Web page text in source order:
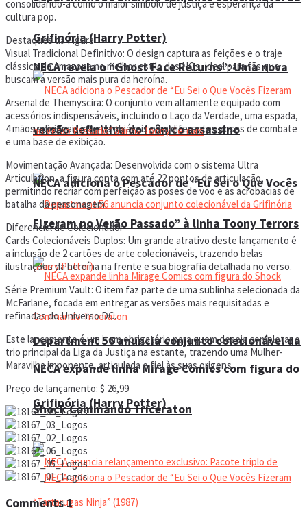
NECA revela o “Ghost Face Returns”: Uma nova
versão definitiva do icônico assassino
Department 56 anuncia conjunto colecionável da
Grifinória (Harry Potter)
Grifinória (Harry Potter)
NECA adiciona o Pescador de “Eu Sei o Que Vocês
Fizeram no Verão Passado” à linha Toony Terrors
NECA expande linha Mirage Comics com figura do
Shock Commando Triceraton
consolidando-a como o maior símbolo de justiça e esperança da
cultura pop.
Destaques da Figura
Visual Tradicional Definitivo: O design captura as feições e o traje
clássico da Amazona no melhor estilo das HQs, ideal para fãs que
buscam a versão mais pura da heroína.
Arsenal de Themyscira: O conjunto vem altamente equipado com
acessórios indispensáveis, incluindo o Laço da Verdade, uma espada,
4 mãos adicionais intercambiáveis para diferentes poses de combate
e uma base de exibição.
Movimentação Avançada: Desenvolvida com o sistema Ultra
Articulation, a figura conta com até 22 pontos de articulação,
permitindo recriar com perfeição as poses de voo e as acrobacias de
batalha da personagem.
Diferencial de Colecionador
Cards Colecionáveis Duplos: Um grande atrativo deste lançamento é
a inclusão de 2 cartões de arte colecionáveis, trazendo belas
ilustrações da heroína na frente e sua biografia detalhada no verso.
Série Premium Vault: O item faz parte de uma sublinha selecionada da
McFarlane, focada em entregar as versões mais requisitadas e
refinadas do Universo DC.
Este lançamento é um item obrigatório para quem deseja completar o
trio principal da Liga da Justiça na estante, trazendo uma Mulher-
Maravilha imponente, articulada e fiel às suas origens.
Preço de lançamento: $ 26,99
Comments1